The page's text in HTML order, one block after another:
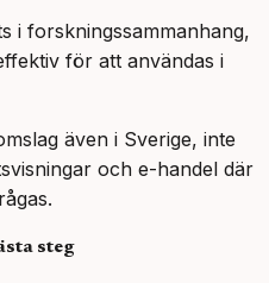
i forskningssammanhang,
för att användas i
även i Sverige, inte
och e-handel där
steg